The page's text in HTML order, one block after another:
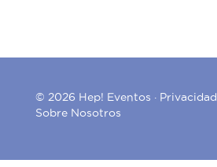
© 2026 Hep! Eventos · Privacidad
Sobre Nosotros